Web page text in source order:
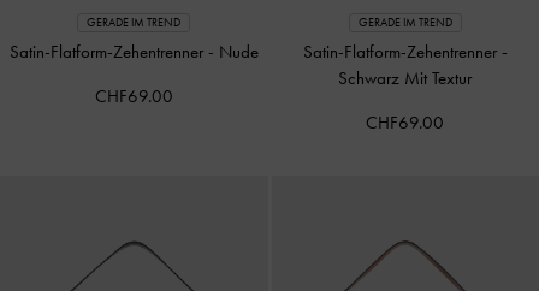
GERADE IM TREND
Satin-Flatform-Zehentrenner - Nude
CHF69.00
GERADE IM TREND
Satin-Flatform-Zehentrenner -
Schwarz Mit Textur
CHF69.00